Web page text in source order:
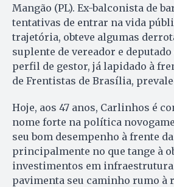
Mangão (PL). Ex-balconista de
tentativas de entrar na vida
trajetória, obteve algumas
suplente de vereador e deputado
perfil de gestor, já lapidado à
de Frentistas de Brasília,
Hoje, aos 47 anos, Carlinhos é
nome forte na política
seu bom desempenho à frente
principalmente no que tange à
investimentos em
pavimenta seu caminho rumo à